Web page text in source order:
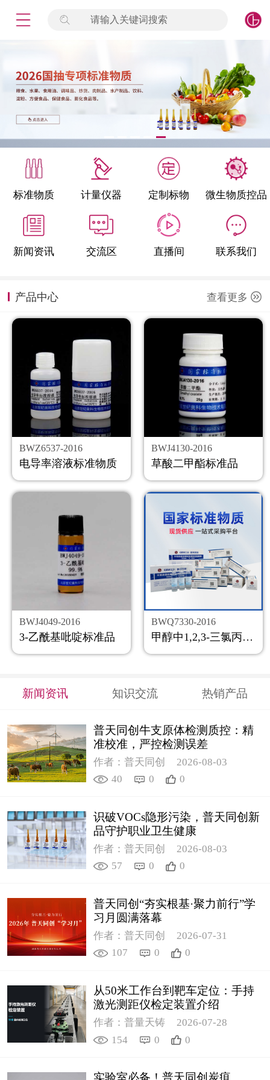
请输入关键词搜索
标准物质 计量仪器 定制标物 微生物质控品
新闻资讯 交流区 直播间 联系我们
产品中心 查看更多
BWZ6537-2016
电导率溶液标准物质
BWJ4130-2016
草酸二甲酯标准品
BWJ4049-2016
3-乙酰基吡啶标准品
BWQ7330-2016
甲醇中1,2,3-三氯丙烷溶液标准物质
新闻资讯 知识交流 热销产品
普天同创牛支原体检测质控：精
准校准，严控检测误差
作者：普天同创
2026-08-03
40
0 0
识破VOCs隐形污染，普天同创新
品守护职业卫生健康
作者：普天同创
2026-08-03
57
0 0
普天同创“夯实根基·聚力前行”学
习月圆满落幕
作者：普天同创
2026-07-31
107
0 0
从50米工作台到靶车定位：手持
激光测距仪检定装置介绍
作者：普量天铸
2026-07-28
154
0 0
标准物质
产品专项
微生物检测/质控品
定制标物
定制仪器
新闻资讯
公司主页
购物车
会员中心
联系我们
返回主页